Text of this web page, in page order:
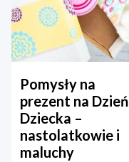
Pomysły na
prezent na Dzień
Dziecka –
nastolatkowie i
maluchy